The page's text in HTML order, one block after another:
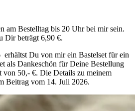
am Bestelltag bis 20 Uhr bei mir sein.
Dir beträgt 6,90 €.
Du von mir ein Bastelset für ein
als Dankeschön für Deine Bestellung
von 50,- €. Die Details zu meinem
Beitrag vom 14. Juli 2026.